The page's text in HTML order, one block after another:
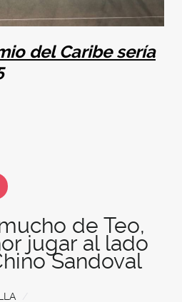
del Caribe sería
de Teo,
jugar al lado
Sandoval